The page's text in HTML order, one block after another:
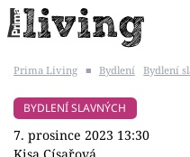
BYDLENÍ SLAVNÝCH
Prima Living ■ Bydlení Bydlení
BYDLENÍ SLAVNÝCH
7. prosince 2023 13:30